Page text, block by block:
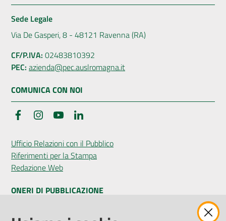
Sede Legale
Via De Gasperi, 8 - 48121 Ravenna (RA)
CF/P.IVA: 02483810392
PEC: azienda@pec.auslromagna.it
COMUNICA CON NOI
FacebookInstagramYouTube
Ufficio Relazioni con il Pubblico
Riferimenti per la Stampa
Redazione Web
ONERI DI PUBBLICAZIONE
Amministrazione Trasparente